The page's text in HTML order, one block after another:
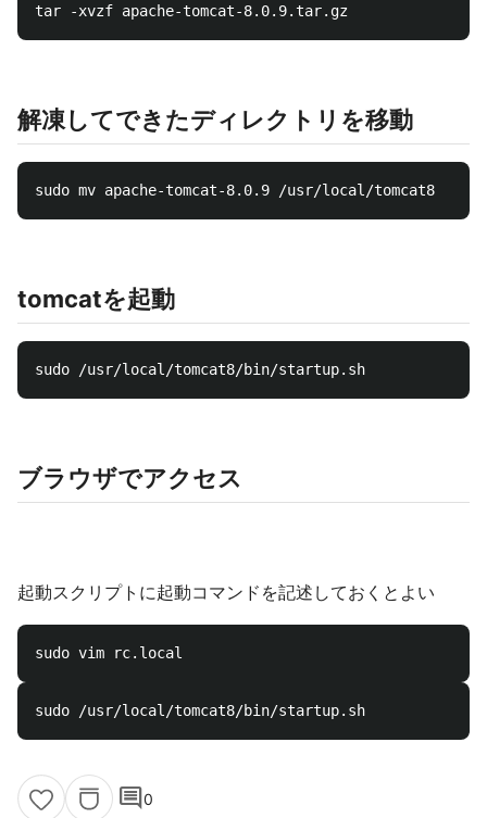
解凍してできたディレクトリを移動
tomcatを起動
ブラウザでアクセス
起動スクリプトに起動コマンドを記述しておくとよい
comment0